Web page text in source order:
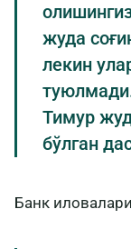
жуда
лекин
Тимур
бўлган
Банк